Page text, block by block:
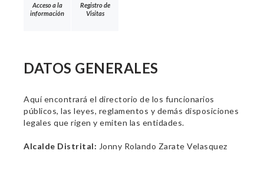
Acceso a la
información
Registro de
Visitas
DATOS GENERALES
Aquí encontrará el directorio de los funcionarios
públicos, las leyes, reglamentos y demás disposiciones
legales que rigen y emiten las entidades.
Alcalde Distrital: Jonny Rolando Zarate Velasquez